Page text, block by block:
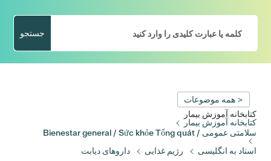
جستجو
< همه موضوعات
کتابخانه آموزش بیمار
کتابخانه آموزش بیمار
سلامتی عمومی / Bienestar general / Sức khỏe Tổng quát
اسناد به انگلیسی
رژیم غذایی داروهای دیابت